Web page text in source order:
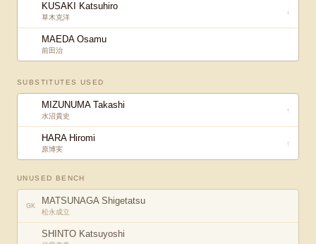
KUSAKI Katsuhiro
草木克洋
↓
MAEDA Osamu
前田治
SUBSTITUTES USED
MIZUNUMA Takashi
水沼貴史
↑
HARA Hiromi
原博実
↑
UNUSED BENCH
GK MATSUNAGA Shigetatsu
松永成立
SHINTO Katsuyoshi